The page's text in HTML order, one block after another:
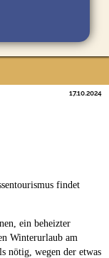
17.10.2024
findet
ein beheizter
Winterurlaub am
nötig, wegen der etwas